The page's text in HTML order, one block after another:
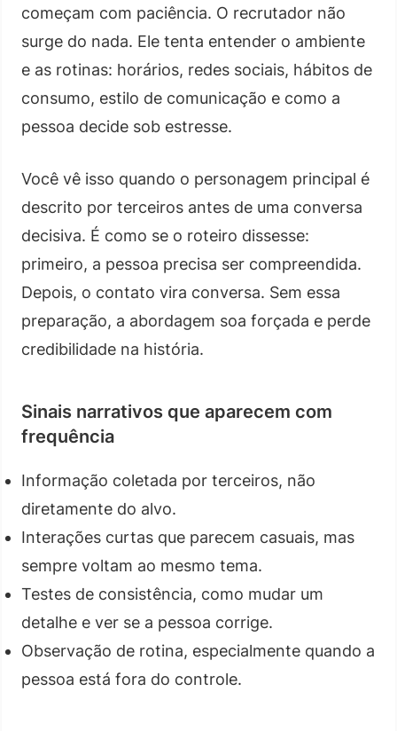
começam com paciência. O recrutador não
surge do nada. Ele tenta entender o ambiente
e as rotinas: horários, redes sociais, hábitos de
consumo, estilo de comunicação e como a
pessoa decide sob estresse.
Você vê isso quando o personagem principal é
descrito por terceiros antes de uma conversa
decisiva. É como se o roteiro dissesse:
primeiro, a pessoa precisa ser compreendida.
Depois, o contato vira conversa. Sem essa
preparação, a abordagem soa forçada e perde
credibilidade na história.
Sinais narrativos que aparecem com
frequência
Informação coletada por terceiros, não
diretamente do alvo.
Interações curtas que parecem casuais, mas
sempre voltam ao mesmo tema.
Testes de consistência, como mudar um
detalhe e ver se a pessoa corrige.
Observação de rotina, especialmente quando a
pessoa está fora do controle.